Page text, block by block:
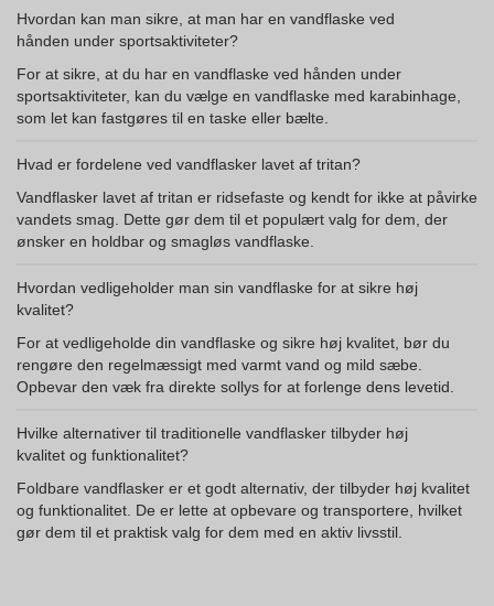
Hvordan kan man sikre, at man har en vandflaske ved
hånden under sportsaktiviteter?
For at sikre, at du har en vandflaske ved hånden under
sportsaktiviteter, kan du vælge en vandflaske med karabinhage,
som let kan fastgøres til en taske eller bælte.
Hvad er fordelene ved vandflasker lavet af tritan?
Vandflasker lavet af tritan er ridsefaste og kendt for ikke at påvirke
vandets smag. Dette gør dem til et populært valg for dem, der
ønsker en holdbar og smagløs vandflaske.
Hvordan vedligeholder man sin vandflaske for at sikre høj
kvalitet?
For at vedligeholde din vandflaske og sikre høj kvalitet, bør du
rengøre den regelmæssigt med varmt vand og mild sæbe.
Opbevar den væk fra direkte sollys for at forlenge dens levetid.
Hvilke alternativer til traditionelle vandflasker tilbyder høj
kvalitet og funktionalitet?
Foldbare vandflasker er et godt alternativ, der tilbyder høj kvalitet
og funktionalitet. De er lette at opbevare og transportere, hvilket
gør dem til et praktisk valg for dem med en aktiv livsstil.